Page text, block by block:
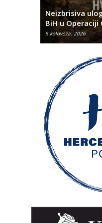
Neizbrisiva
BiH u Operaciji
5 kolovoza, 2026